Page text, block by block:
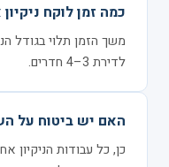
כמה זמן לוקח
לדירת 3–4 חדרים.
האם יש ביטוח על
כן, כל עבודות הניקיון